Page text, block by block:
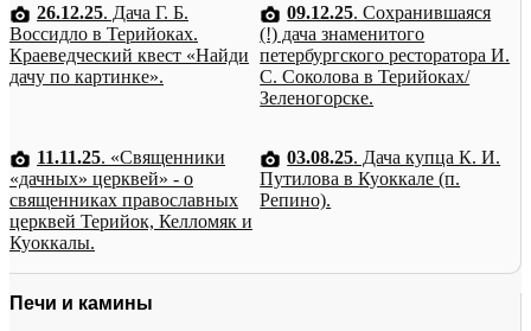
26.12.25. Дача Г. Б.
Воссидло в Терийоках.
Краеведческий квест «Найди
дачу по картинке».
09.12.25. Сохранившаяся
(!) дача знаменитого
петербургского ресторатора И.
С. Соколова в Терийоках/
Зеленогорске.
11.11.25. «Священники
«дачных» церквей» - о
священниках православных
церквей Терийок, Келломяк и
Куоккалы.
03.08.25. Дача купца К. И.
Путилова в Куоккале (п.
Репино).
Печи и камины